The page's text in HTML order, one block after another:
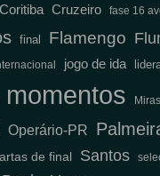
Coritiba Cruzeiro fase 16
final Flamengo
jogo de ida
Operário-PR
de final Santos